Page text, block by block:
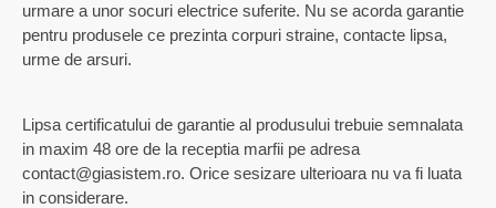
urmare a unor socuri electrice suferite. Nu se acorda garantie
pentru produsele ce prezinta corpuri straine, contacte lipsa,
urme de arsuri.
Lipsa certificatului de garantie al produsului trebuie semnalata
in maxim 48 ore de la receptia marfii pe adresa
contact@giasistem.ro. Orice sesizare ulterioara nu va fi luata
in considerare.